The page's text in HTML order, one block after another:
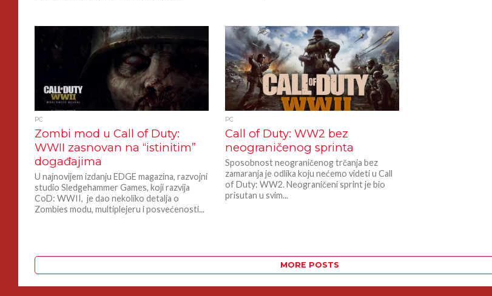
PC
Zombi mod u Call of Duty:
WWII zasnovan na “istinitim”
događajima
U najnovijem izdanju EDGE magazina, razvojni
studio Sledgehammer Games, koji razvija
CoD: WWII, je dao nekoliko detalja o
Zombies modu, multiplejeru i posvećenosti...
PC
Call of Duty: WW2 bez
neograničenog sprinta
Sposobnost neograničenog trčanja bez
zamaranja je odlika koju nećemo videti u Call
of Duty: WW2. Neograničeni sprint je bio
prisutan u svim...
MORE POSTS